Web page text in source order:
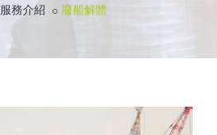
服務介紹 廢船解體